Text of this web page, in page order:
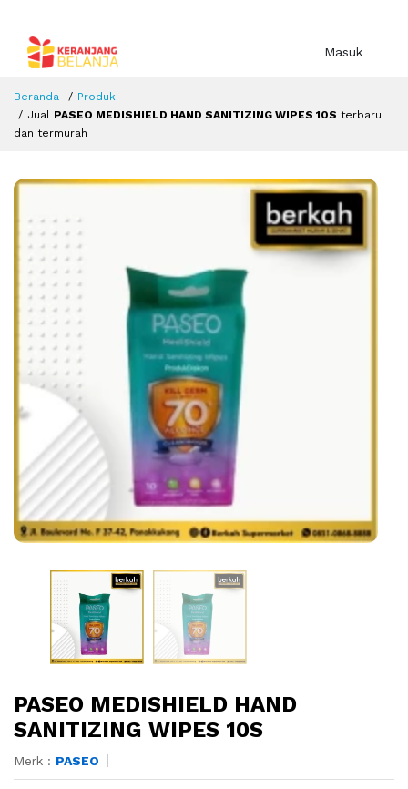
Masuk
Beranda
Produk
Jual PASEO MEDISHIELD HAND SANITIZING WIPES 10S terbaru
dan termurah
PASEO MEDISHIELD HAND
SANITIZING WIPES 10S
Merk : PASEO